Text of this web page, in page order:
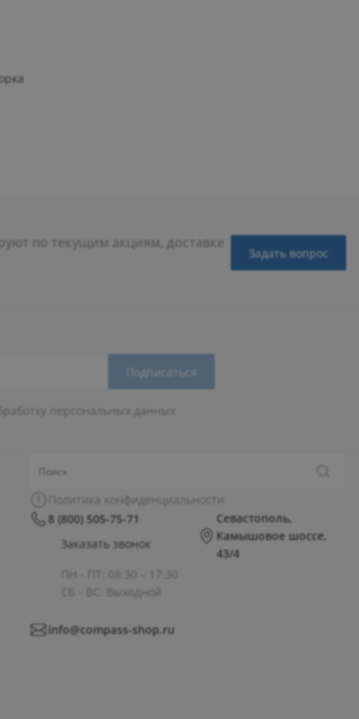
по текущим акциям, доставке
Задать вопрос
Подписаться
персональных данных
Политика конфиденциальности
8 (800) 505-75-71
Заказать звонок
ПН - ПТ: 08:30 – 17:30
СБ - ВС: Выходной
Севастополь,
Камышовое шоссе,
43/4
info@compass-shop.ru